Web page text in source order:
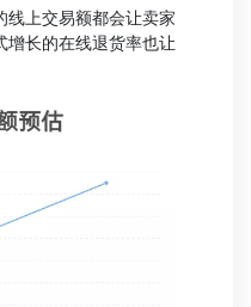
上交易额都会让卖家
增长的在线退货率也让